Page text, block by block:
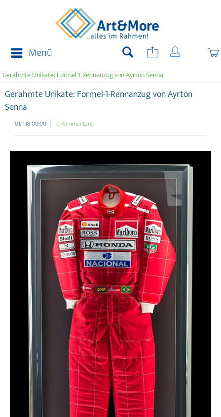
Menü
Gerahmte Unikate: Formel-1-Rennanzug von Ayrton Senna
Gerahmte Unikate: Formel-1-Rennanzug von Ayrton
Senna
01.11.18 00:00 0 Kommentare